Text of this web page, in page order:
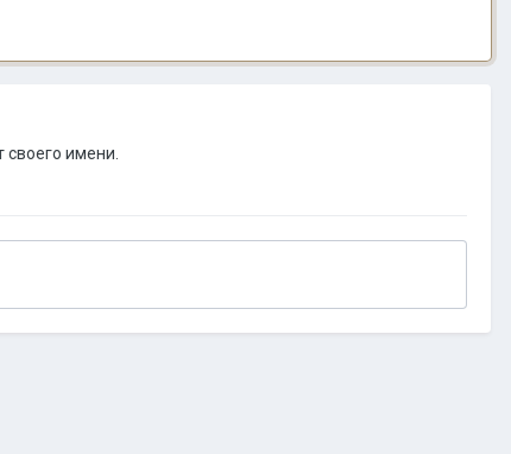
своего имени.